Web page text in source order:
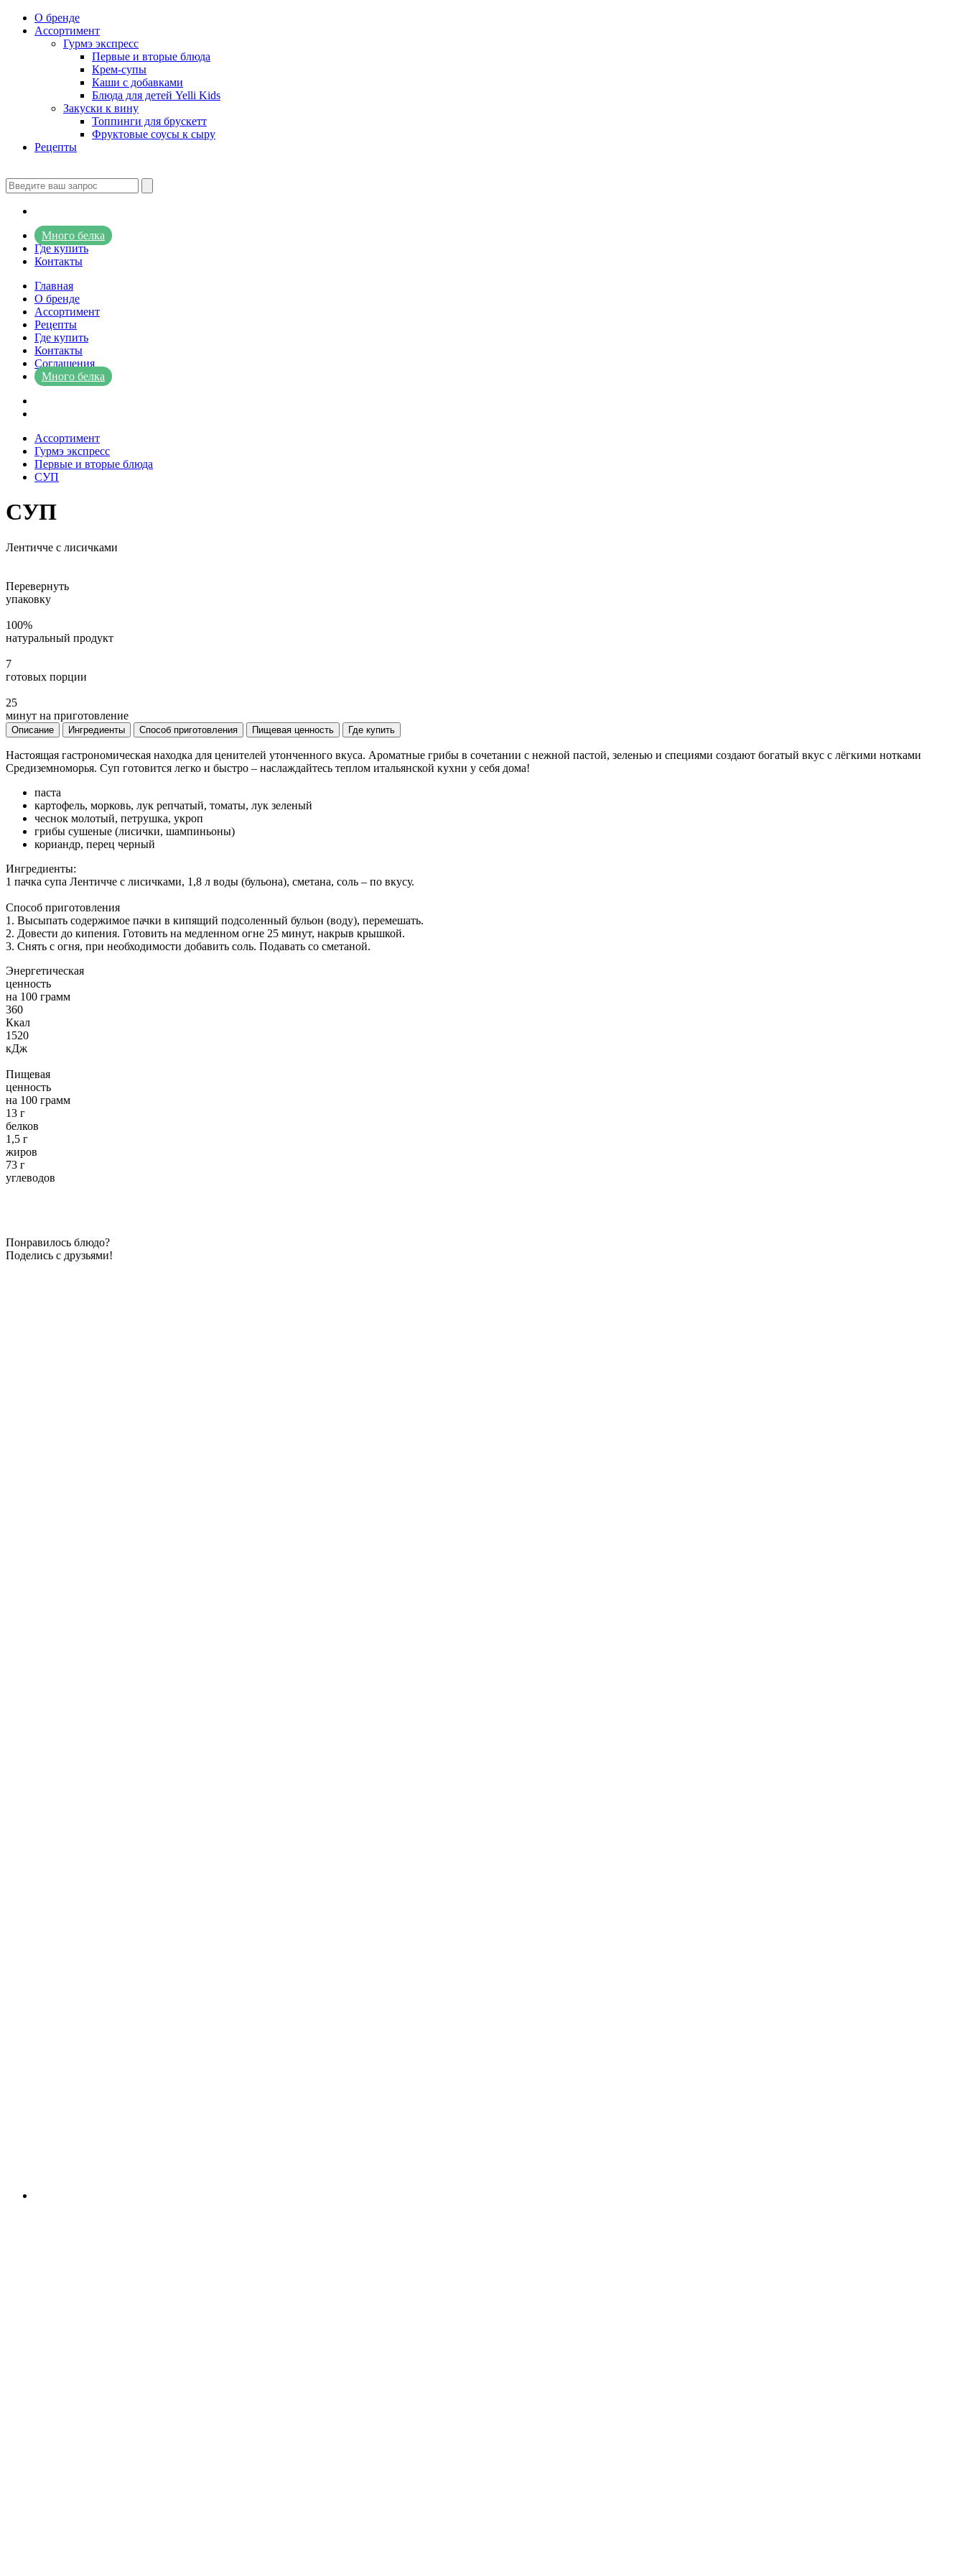
О бренде
Ассортимент
Гурмэ экспресс
Первые и вторые блюда
Крем-супы
Каши с добавками
Блюда для детей Yelli Kids
Закуски к вину
Топпинги для брускетт
Фруктовые соусы к сыру
Рецепты
Много белка
Где купить
Контакты
Главная
О бренде
Ассортимент
Рецепты
Где купить
Контакты
Соглашения
Много белка
Ассортимент
Гурмэ экспресс
Первые и вторые блюда
СУП
СУП
Лентичче с лисичками
Перевернуть
упаковку
100%
натуральный продукт
7
готовых порции
25
минут на приготовление
Описание Ингредиенты Способ приготовления Пищевая ценность Где купить
Настоящая гастрономическая находка для ценителей утонченного вкуса. Ароматные грибы в сочетании с нежной пастой, зеленью и специями создают богатый вкус с лёгкими нотками
Средиземноморья. Суп готовится легко и быстро – наслаждайтесь теплом итальянской кухни у себя дома!
паста
картофель, морковь, лук репчатый, томаты, лук зеленый
чеснок молотый, петрушка, укроп
грибы сушеные (лисички, шампиньоны)
кориандр, перец черный
Ингредиенты:
1 пачка супа Лентичче с лисичками, 1,8 л воды (бульона), сметана, соль – по вкусу.
Способ приготовления
1. Высыпать содержимое пачки в кипящий подсоленный бульон (воду), перемешать.
2. Довести до кипения. Готовить на медленном огне 25 минут, накрыв крышкой.
3. Снять с огня, при необходимости добавить соль. Подавать со сметаной.
Энергетическая
ценность
на 100 грамм
360
Ккал
1520
кДж
Пищевая
ценность
на 100 грамм
13 г
белков
1,5 г
жиров
73 г
углеводов
Понравилось блюдо?
Поделись с друзьями!